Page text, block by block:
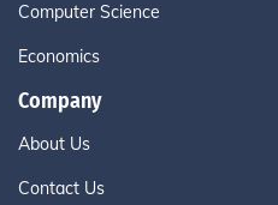
Computer Science
Economics
Company
About Us
Contact Us